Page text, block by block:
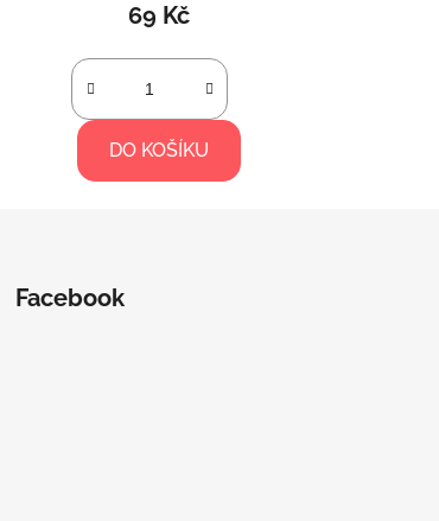
69 Kč
DO KOŠÍKU
Facebook